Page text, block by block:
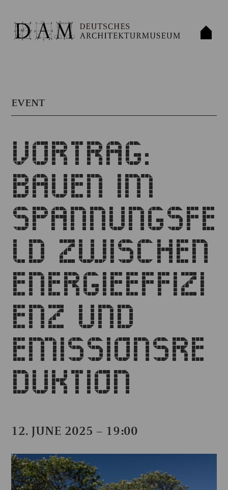
EVENT
VORTRAG:
BAUEN IM
SPANNUNGSFE
LD ZWISCHEN
ENERGIEEFFIZI
ENZ UND
EMISSIONSRE
DUKTION
12. JUNE 2025 – 19:00